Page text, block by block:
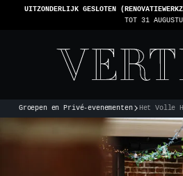
WE ZIJN CASHLESS - ALLEEN
1 REKENING PER
Groepen en Privé-evenementen Het Volle